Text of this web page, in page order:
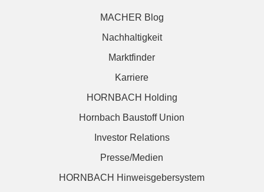
MACHER Blog
Nachhaltigkeit
Marktfinder
Karriere
HORNBACH Holding
Hornbach Baustoff Union
Investor Relations
Presse/Medien
HORNBACH Hinweisgebersystem